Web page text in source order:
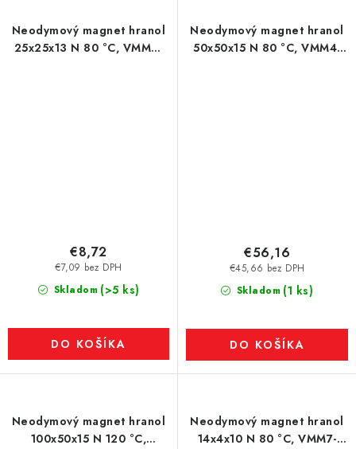
Neodymový magnet hranol
25x25x13 N 80 °C, VMM6-
Skladom (>5 ks)
€7,09 bez DPH
€8,72
DO KOŠÍKA
Neodymový magnet hranol
50x50x15 N 80 °C, VMM4-
Skladom (1 ks)
€45,66 bez DPH
€56,16
DO KOŠÍKA
Neodymový magnet hranol
100x50x15 N 120 °C,
Neodymový magnet hranol
14x4x10 N 80 °C, VMM7-